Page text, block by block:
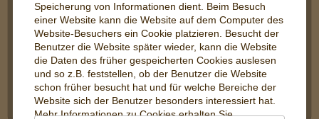
Speicherung von Informationen dient. Beim Besuch
einer Website kann die Website auf dem Computer des
Website-Besuchers ein Cookie platzieren. Besucht der
Benutzer die Website später wieder, kann die Website
die Daten des früher gespeicherten Cookies auslesen
und so z.B. feststellen, ob der Benutzer die Website
schon früher besucht hat und für welche Bereiche der
Website sich der Benutzer besonders interessiert hat.
Mehr Informationen zu Cookies erhalten Sie
Jagdausrüstung und Revierbedarf | Alles für's
Revier
✘ Hohe Qualität für anspruchsvolle Jäger ✘
Individuelle Beratung per Mail / Telefon / Live-Chat ✘
...mehr erfahren »